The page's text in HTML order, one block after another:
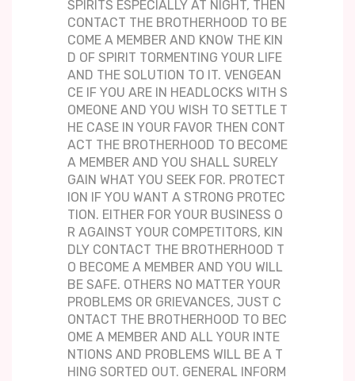
SPIRITS ESPECIALLY AT NIGHT, THEN
CONTACT THE BROTHERHOOD TO BE
COME A MEMBER AND KNOW THE KIN
D OF SPIRIT TORMENTING YOUR LIFE
AND THE SOLUTION TO IT. VENGEAN
CE IF YOU ARE IN HEADLOCKS WITH S
OMEONE AND YOU WISH TO SETTLE T
HE CASE IN YOUR FAVOR THEN CONT
ACT THE BROTHERHOOD TO BECOME
A MEMBER AND YOU SHALL SURELY
GAIN WHAT YOU SEEK FOR. PROTECT
ION IF YOU WANT A STRONG PROTEC
TION. EITHER FOR YOUR BUSINESS O
R AGAINST YOUR COMPETITORS, KIN
DLY CONTACT THE BROTHERHOOD T
O BECOME A MEMBER AND YOU WILL
BE SAFE. OTHERS NO MATTER YOUR
PROBLEMS OR GRIEVANCES, JUST C
ONTACT THE BROTHERHOOD TO BEC
OME A MEMBER AND ALL YOUR INTE
NTIONS AND PROBLEMS WILL BE A T
HING SORTED OUT. GENERAL INFORM